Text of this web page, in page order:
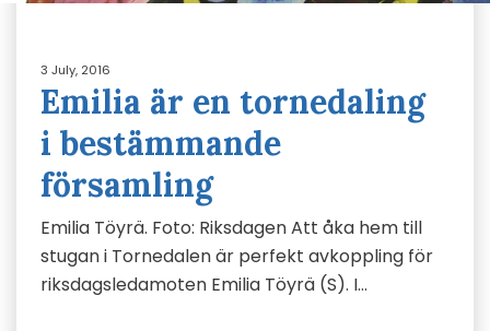
3 July, 2016
Emilia är en tornedaling
i bestämmande
församling
Emilia Töyrä. Foto: Riksdagen Att åka hem till
stugan i Tornedalen är perfekt avkoppling för
riksdagsledamoten Emilia Töyrä (S). I…